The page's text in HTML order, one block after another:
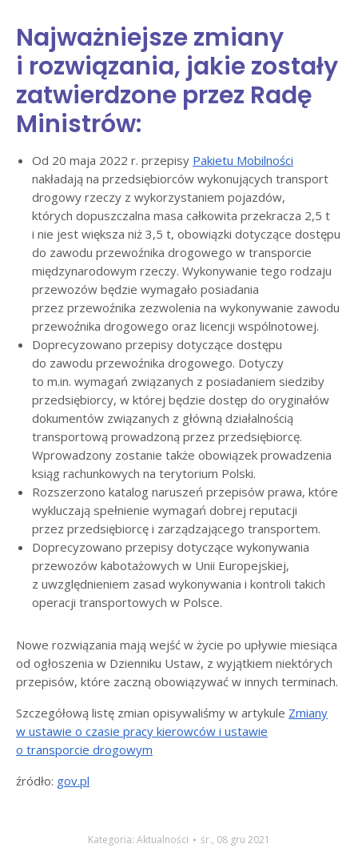
Najważniejsze zmiany
i rozwiązania, jakie zostały
zatwierdzone przez Radę
Ministrów:
Od 20 maja 2022 r. przepisy Pakietu Mobilności
nakładają na przedsiębiorców wykonujących transport
drogowy rzeczy z wykorzystaniem pojazdów,
których dopuszczalna masa całkowita przekracza 2,5 t
i nie jest większa niż 3,5 t, obowiązki dotyczące dostępu
do zawodu przewoźnika drogowego w transporcie
międzynarodowym rzeczy. Wykonywanie tego rodzaju
przewozów będzie wymagało posiadania
przez przewoźnika zezwolenia na wykonywanie zawodu
przewoźnika drogowego oraz licencji wspólnotowej.
Doprecyzowano przepisy dotyczące dostępu
do zawodu przewoźnika drogowego. Dotyczy
to m.in. wymagań związanych z posiadaniem siedziby
przedsiębiorcy, w której będzie dostęp do oryginałów
dokumentów związanych z główną działalnością
transportową prowadzoną przez przedsiębiorcę.
Wprowadzony zostanie także obowiązek prowadzenia
ksiąg rachunkowych na terytorium Polski.
Rozszerzono katalog naruszeń przepisów prawa, które
wykluczają spełnienie wymagań dobrej reputacji
przez przedsiębiorcę i zarządzającego transportem.
Doprecyzowano przepisy dotyczące wykonywania
przewozów kabotażowych w Unii Europejskiej,
z uwzględnieniem zasad wykonywania i kontroli takich
operacji transportowych w Polsce.
Nowe rozwiązania mają wejść w życie po upływie miesiąca
od ogłoszenia w Dzienniku Ustaw, z wyjątkiem niektórych
przepisów, które zaczną obowiązywać w innych terminach.
Szczegółową listę zmian opisywaliśmy w artykule Zmiany
w ustawie o czasie pracy kierowców i ustawie
o transporcie drogowym
źródło: gov.pl
Kategoria: Aktualności śr., 08 gru 2021